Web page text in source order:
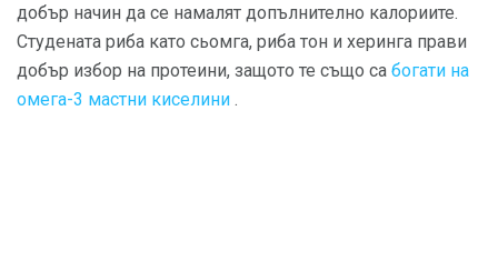
добър начин да се намалят допълнително калориите.
Студената риба като сьомга, риба тон и херинга прави
добър избор на протеини, защото те също са богати на
омега-3 мастни киселини .